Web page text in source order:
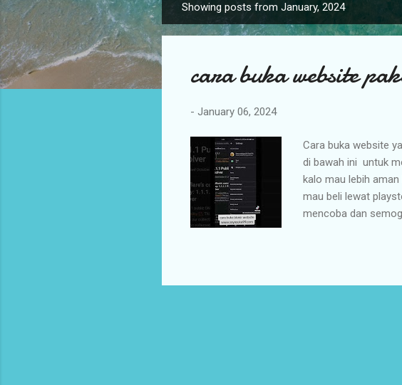
o
Showing posts from January, 2024
cara buka website
- January 06, 2024
Cara buka website
di bawah ini untuk
kalo mau lebih
mau beli lewat
mencoba dan